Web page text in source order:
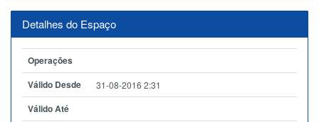
Detalhes do Espaço
Operações
Válido Desde
31-08-2016 2:31
Válido Até